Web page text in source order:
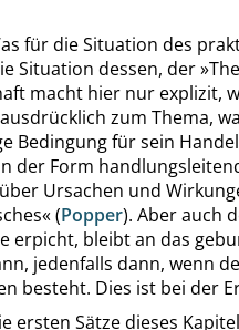
für die Situation des
Situation dessen, der»
macht hier nur explizit,
zum Thema,
Bedingung für sein
der Form
Ursachen und
«(Popper). Aber auch
erpicht, bleibt an das
jedenfalls dann, wenn
besteht. Dies ist bei der
ersten Sätze dieses